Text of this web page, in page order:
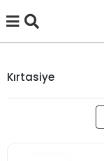
Kırtasiye